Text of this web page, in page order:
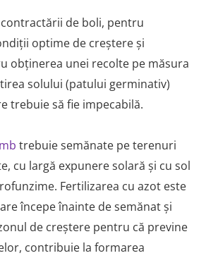
de boli, pentru
optime de creștere și
obținerea unei recolte pe măsura
solului (patului germinativ)
trebuie să fie impecabilă.
trebuie semănate pe terenuri
cu largă expunere solară și cu sol
Fertilizarea cu azot este
începe înainte de semănat și
de creștere pentru că previne
contribuie la formarea